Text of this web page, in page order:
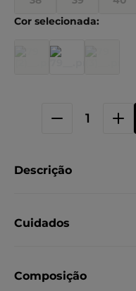
Descrição
Cuidados
Composição